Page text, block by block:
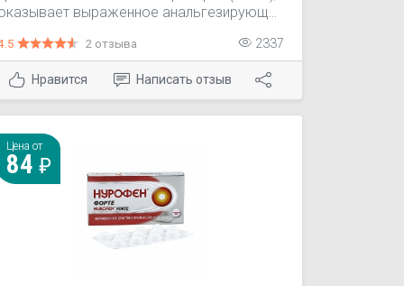
выраженное анальгезирующее
и умеренным
действием.
2 отзыва 2337
Нравится Написать отзыв
Цена от
84